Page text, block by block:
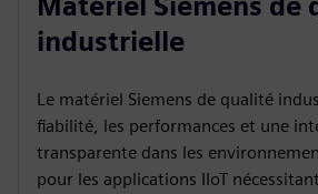
industrielle
Le matériel Siemens de qualité
fiabilité, les performances et une
transparente dans les
pour les applications IIoT